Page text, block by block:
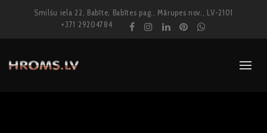
Smilšu iela 22, Babīte, Babītes pag., Mārupes nov., LV-2101
+371 29204784